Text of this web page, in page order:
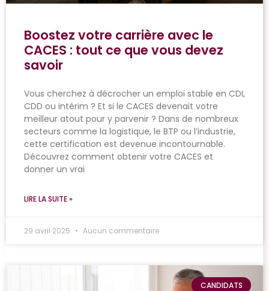
Boostez votre carrière avec le
CACES : tout ce que vous devez
savoir
Vous cherchez à décrocher un emploi stable en CDI,
CDD ou intérim ? Et si le CACES devenait votre
meilleur atout pour y parvenir ? Dans de nombreux
secteurs comme la logistique, le BTP ou l’industrie,
cette certification est devenue incontournable.
Découvrez comment obtenir votre CACES et
donner un vrai
LIRE LA SUITE »
29 avril 2025 Aucun commentaire
CANDIDATS